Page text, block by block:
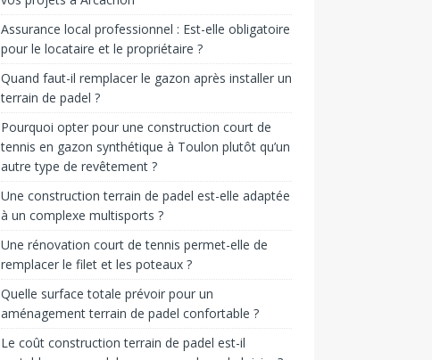
Assurance local professionnel : Est-elle obligatoire
pour le locataire et le propriétaire ?
Quand faut-il remplacer le gazon après installer un
terrain de padel ?
Pourquoi opter pour une construction court de
tennis en gazon synthétique à Toulon plutôt qu’un
autre type de revêtement ?
Une construction terrain de padel est-elle adaptée
à un complexe multisports ?
Une rénovation court de tennis permet-elle de
remplacer le filet et les poteaux ?
Quelle surface totale prévoir pour un
aménagement terrain de padel confortable ?
Le coût construction terrain de padel est-il